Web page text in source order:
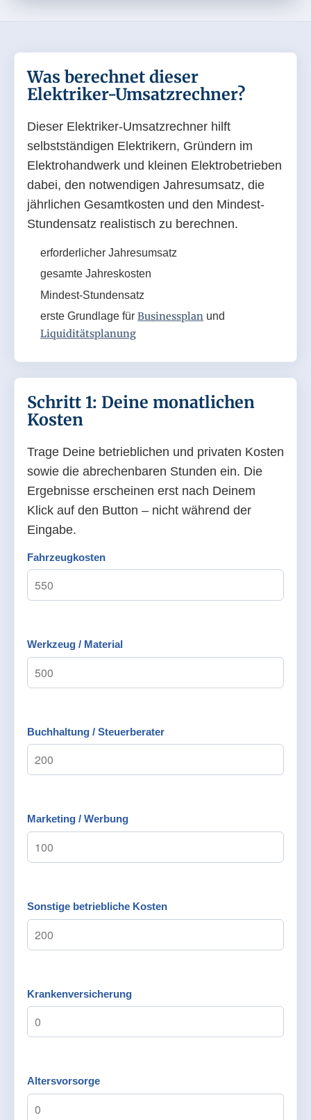
Was berechnet dieser
Elektriker-Umsatzrechner?
Dieser Elektriker-Umsatzrechner hilft
selbstständigen Elektrikern, Gründern im
Elektrohandwerk und kleinen Elektrobetrieben
dabei, den notwendigen Jahresumsatz, die
jährlichen Gesamtkosten und den Mindest-
Stundensatz realistisch zu berechnen.
erforderlicher Jahresumsatz
gesamte Jahreskosten
Mindest-Stundensatz
erste Grundlage fürBusinessplan und
Liquiditätsplanung
Schritt 1: Deine monatlichen
Kosten
Trage Deine betrieblichen und privaten Kosten
sowie die abrechenbaren Stunden ein. Die
Ergebnisse erscheinen erst nach Deinem
Klick auf den Button – nicht während der
Eingabe.
Fahrzeugkosten
Werkzeug / Material
Buchhaltung / Steuerberater
Marketing / Werbung
Sonstige betriebliche Kosten
Krankenversicherung
Altersvorsorge